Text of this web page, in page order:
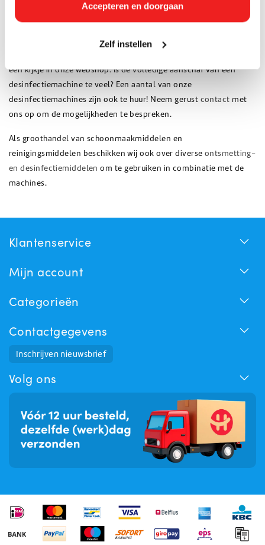
Accepteren en doorgaan
Zelf instellen
een kijkje in onze webshop. Is de volledige aanschaf van een
desinfectiemachine te veel? Een aantal van onze
desinfectiemachines zijn ook te huur! Neem gerust contact met
ons op om de mogelijkheden te bespreken.
Als groothandel van schoonmaakmiddelen en
reinigingsmiddelen beschikken wij ook over diverse ontsmetting-
en desinfectiemiddelen om te gebruiken in combinatie met de
machines.
Klantenservice
Mijn account
Categorieën
Contactgegevens
Inschrijven nieuwsbrief
Volg ons